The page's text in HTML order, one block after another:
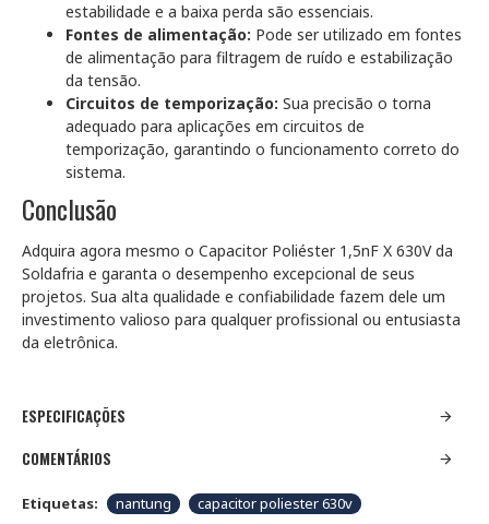
estabilidade e a baixa perda são essenciais.
Fontes de alimentação: Pode ser utilizado em fontes
de alimentação para filtragem de ruído e estabilização
da tensão.
Circuitos de temporização: Sua precisão o torna
adequado para aplicações em circuitos de
temporização, garantindo o funcionamento correto do
sistema.
Conclusão
Adquira agora mesmo o Capacitor Poliéster 1,5nF X 630V da
Soldafria e garanta o desempenho excepcional de seus
projetos. Sua alta qualidade e confiabilidade fazem dele um
investimento valioso para qualquer profissional ou entusiasta
da eletrônica.
ESPECIFICAÇÕES
COMENTÁRIOS
Etiquetas: nantung capacitor poliester 630v